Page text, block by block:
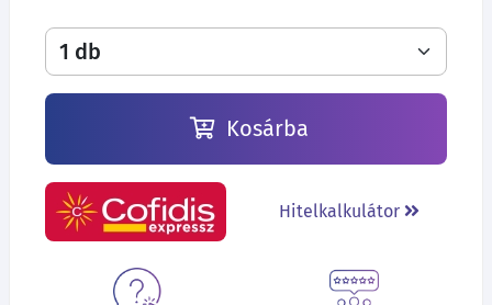
Kosárba
Hitelkalkulátor